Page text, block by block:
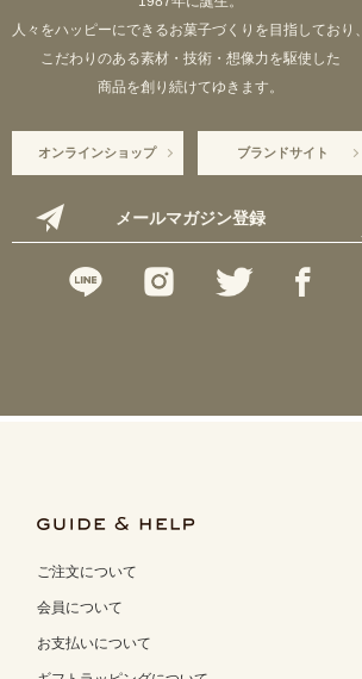
人々をハッピーにできるお菓子づくりを目指しており、
こだわりのある素材・技術・想像力を駆使した
商品を創り続けてゆきます。
オンラインショップ ブランドサイト
メールマガジン登録
ご注文について
会員について
お支払いについて